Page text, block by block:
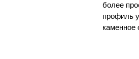
более
профиль
каменное